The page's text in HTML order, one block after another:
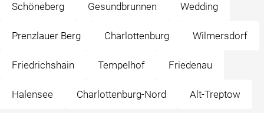
Schöneberg Gesundbrunnen Wedding
Prenzlauer Berg Charlottenburg Wilmersdorf
Friedrichshain Tempelhof Friedenau
Halensee Charlottenburg-Nord Alt-Treptow